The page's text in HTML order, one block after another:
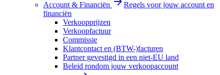
Account & Financiën
Regels voor jouw account en
financiën
Verkoopprijzen
Verkoopfactuur
Commissie
Klantcontact en (BTW-)facturen
Partner gevestigd in een niet-EU land
Beleid rondom jouw verkoopaccount